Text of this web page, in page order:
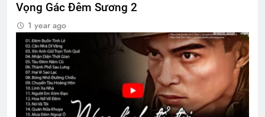
Vọng Gác Đêm Sương 2
1 year ago